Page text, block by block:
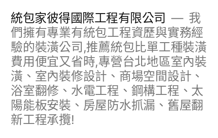
統包家彼得國際工程有限公司
我
們擁有專業有統包工程資歷與實務經
驗的裝潢公司,推薦統包比單工種裝潢
費用便宜又省時,專營台北地區室內裝
潢、室內裝修設計、商場空間設計、
浴室翻修、水電工程、鋼構工程、太
陽能板安裝、房屋防水抓漏、舊屋翻
新工程承攬!